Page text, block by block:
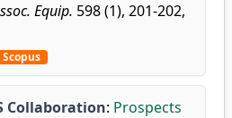
Equip. 598 (1), 201-202,
Scopus
Collaboration: Prospects